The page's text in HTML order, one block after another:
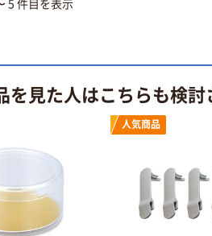
5 件目を表示
を見た人はこちらも検
人気商品